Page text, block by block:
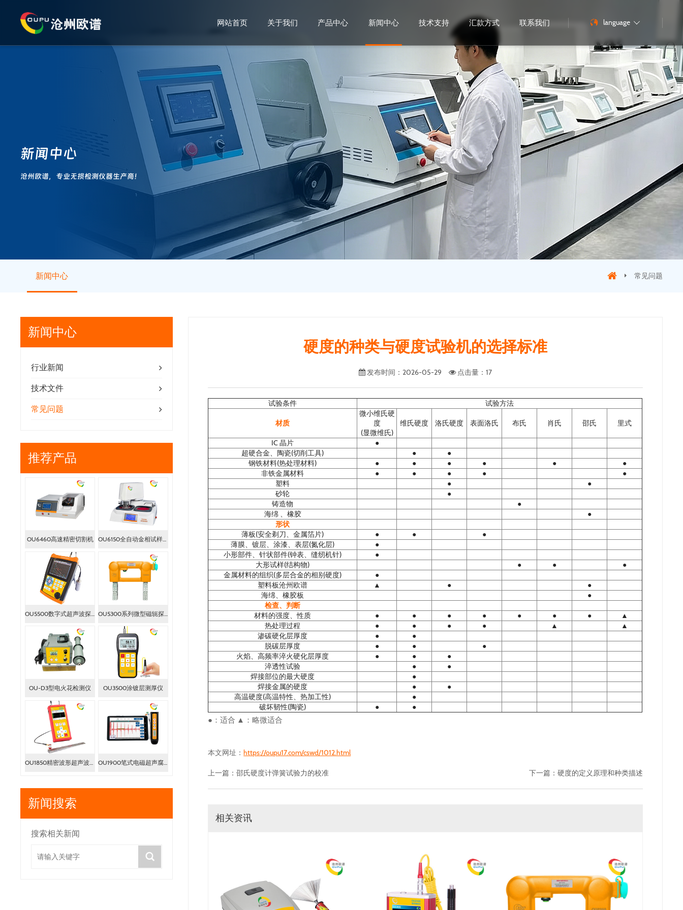
网站首页 关于我们 产品中心 新闻中心 技术支持 汇款方式 联系我们 language 
新闻中心
沧州欧谱，专业无损检测仪器生产商！
新闻中心 常见问题
新闻中心
行业新闻
技术文件
常见问题
推荐产品
OU6460高速精密切割机 OU6150全自动金相试样磨抛机
OU-D3型电火花检测仪 OU3500涂镀层测厚仪
新闻搜索
搜索相关新闻
硬度的种类与硬度试验机的选择标准
发布时间 ：2026-05-29 点击量： 17
试验条件 试验方法
材质
微小维氏硬
度
(显微维氏)
维氏硬度 洛氏硬度 表面洛氏 布氏 肖氏 邵氏 里式
IC 晶片
●
超硬合金、陶瓷(切削工具)
●
●
钢铁材料(热处理材料)
● ● ● ● ●
●
非铁金属材料
● ● ● ●
●
塑料
●
●
砂轮
●
铸造物
●
海绵 、橡胶
●
形状
薄板(安全剃刀、金属箔片)
● ●
●
薄膜、镀层、涂漆、表层(氮化层)
●
小形部件、针状部件(钟表、缝纫机针)
●
大形试样(结构物)
● ●
●
金属材料的组织(多层合金的相别硬度)
●
塑料板沧州欧谱 ▲ ●
●
海绵、橡胶板
●
检查、判断
材料的强度、性质
● ● ● ● ● ● ●
▲
热处理过程
● ● ● ● ▲
▲
渗碳硬化层厚度
●
●
脱碳层厚度
● ●
●
火焰、高频率淬火硬化层厚度
● ●
●
淬透性试验
●
●
焊接部位的最大硬度
●
焊接金属的硬度
●
●
高温硬度(高温特性、热加工性)
●
破坏韧性(陶瓷)
●
●
●：适合 ▲：略微适合
本文网址：https://oupu17.com/cswd/1012.html
上一篇：邵氏硬度计弹簧试验力的校准 下一篇： 硬度的定义原理和种类描述
相关资讯